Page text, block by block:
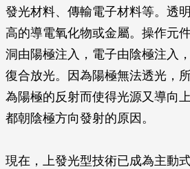
發光材料、傳輸電子材料等。透
高的導電氧化物或金屬。操作元
洞由陽極注入，電子由陰極注入
復合放光。因為陽極無法透光，
為陽極的反射而使得光源又導向
都朝陰極方向發射的原因。
現在，上發光型技術已成為主動